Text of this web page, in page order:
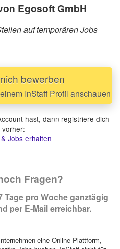
Egosoft GmbH
auf temporären Jobs
bewerben
InStaff Profil anschauen
hast, dann registriere dich
vorher:
Jobs erhalten
Fragen?
pro Woche ganztägig
per E-Mail erreichbar.
eine Online Plattform,